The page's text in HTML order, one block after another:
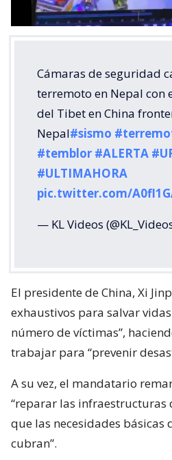
Cámaras de seguridad
terremoto en Nepal con
del Tibet en China
Nepal#sismo
#temblor #ALERTA
#ULTIMAHORA
pic.twitter.com/
— KL Videos
El presidente de China, Xi
exhaustivos para salvar
número de víctimas”,
trabajar para “prevenir
A su vez, el mandatario
“reparar las infraestructuras
que las necesidades básicas
cubran”.